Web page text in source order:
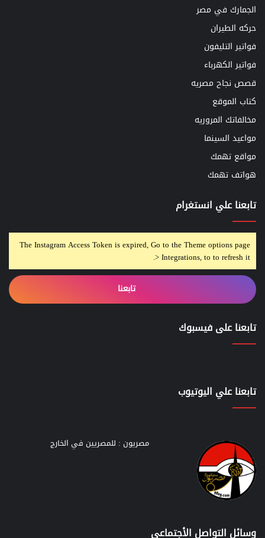
الجمارك في مصر
حركه الطيران
فواتير التليفون
فواتير الكهرباء
قصص نجاح مصريه
كتاب الموقع
مخالفاتك المروريه
مواعيد السينما
مواقع تهمك
هواتف تهمك
تابعنا علي انستغرام
The Instagram Access Token is expired, Go to the Theme options page
> Integrations, to to refresh it.
تابعنا
تابعنا على فيسبوك
تابعنا علي اليوتيوب
مصريون : للمصريين في الخارج
وسائل التواصل الأجتماعي